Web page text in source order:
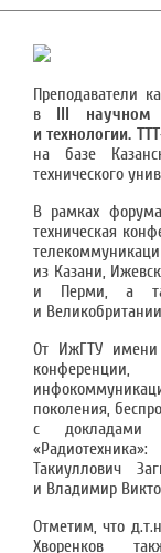
Преподаватели
в III научном
и технологии.
на базе
технического
В рамках
техническая
из Казани,
и Перми, а
и
От ИжГТУ
поколения,
с докладами
Такиуллович
и Владимир
Отметим, что
Хворенков